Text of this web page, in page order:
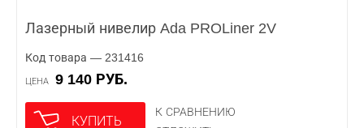
Лазерный нивелир Ada PROLiner 2V
Код товара — 231416
ЦЕНА 9 140 РУБ.
КУПИТЬ
К СРАВНЕНИЮ